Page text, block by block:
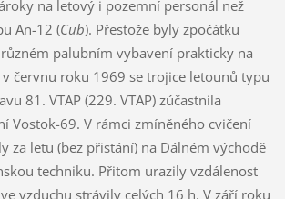
na letový i pozemní personál než
An-12 (Cub). Přestože byly zpočátku
palubním vybavení prakticky na
červnu roku 1969 se trojice letounů typu
81. VTAP (229. VTAP) zúčastnila
Vostok-69. V rámci zmíněného cvičení
za letu (bez přistání) na Dálném východě
techniku. Přitom urazily vzdálenost
vzduchu strávily celých 16 h. V září roku